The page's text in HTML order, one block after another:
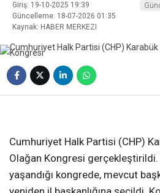
Giriş: 19-10-2025 19:39
Güncelleme: 18-07-2026 01:35
Kaynak: HABER MERKEZI
Cumhuriyet Halk Partisi (CHP)
Olağan Kongresi gerçekleştirildi.
yaşandığı kongrede, mevcut